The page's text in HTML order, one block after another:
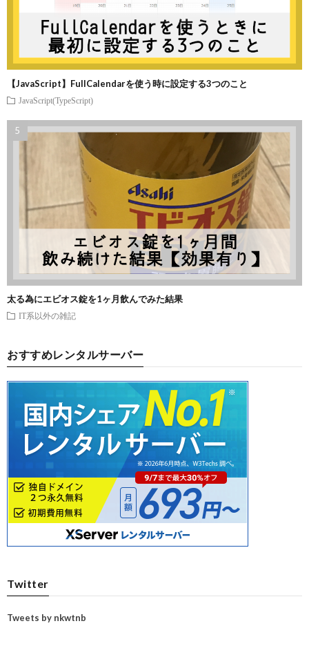
【JavaScript】FullCalendarを使う時に設定する3つのこと
JavaScript(TypeScript)
太る為にエビオス錠を1ヶ月飲んでみた結果
IT系以外の雑記
おすすめレンタルサーバー
Twitter
Tweets by nkwtnb